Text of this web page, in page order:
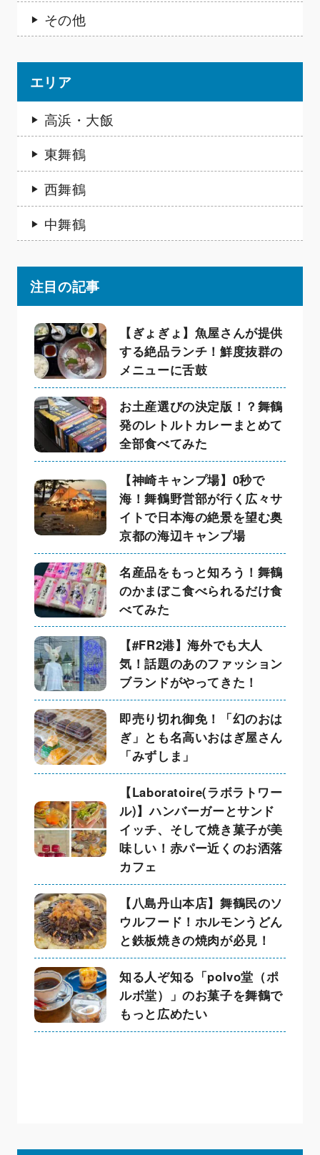
その他
エリア
高浜・大飯
東舞鶴
西舞鶴
中舞鶴
注目の記事
【ぎょぎょ】魚屋さんが提供
する絶品ランチ！鮮度抜群の
メニューに舌鼓
お土産選びの決定版！？舞鶴
発のレトルトカレーまとめて
全部食べてみた
【神崎キャンプ場】0秒で
海！舞鶴野営部が行く広々サ
イトで日本海の絶景を望む奥
京都の海辺キャンプ場
名産品をもっと知ろう！舞鶴
のかまぼこ食べられるだけ食
べてみた
【#FR2港】海外でも大人
気！話題のあのファッション
ブランドがやってきた！
即売り切れ御免！「幻のおは
ぎ」とも名高いおはぎ屋さん
「みずしま」
【Laboratoire(ラボラトワー
ル)】ハンバーガーとサンド
イッチ、そして焼き菓子が美
味しい！赤パー近くのお洒落
カフェ
【八島丹山本店】舞鶴民のソ
ウルフード！ホルモンうどん
と鉄板焼きの焼肉が必見！
知る人ぞ知る「polvo堂（ポ
ルボ堂）」のお菓子を舞鶴で
もっと広めたい